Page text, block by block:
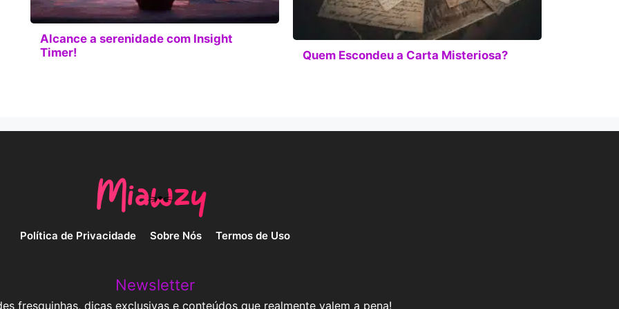
Alcance a serenidade com Insight
Timer!
Quem Escondeu a Carta Misteriosa?
Política de Privacidade Sobre Nós Termos de Uso
Newsletter
fresquinhas, dicas exclusivas e conteúdos que realmente valem a pena!